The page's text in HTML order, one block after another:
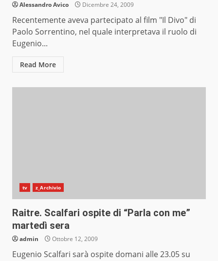
Alessandro Avico Dicembre 24, 2009
Recentemente aveva partecipato al film "Il Divo" di
Paolo Sorrentino, nel quale interpretava il ruolo di
Eugenio...
Read More
tv z_Archivio
Raitre. Scalfari ospite di “Parla con me”
martedì sera
admin Ottobre 12, 2009
Eugenio Scalfari sarà ospite domani alle 23.05 su